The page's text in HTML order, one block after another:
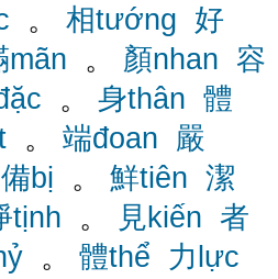
。 相tướng 好
mãn 。 顏nhan 容
。 身thân 體
。 端đoan
嚴
備bị 。 鮮tiên 潔
tịnh 。 見kiến 者
。 體thể
力lực